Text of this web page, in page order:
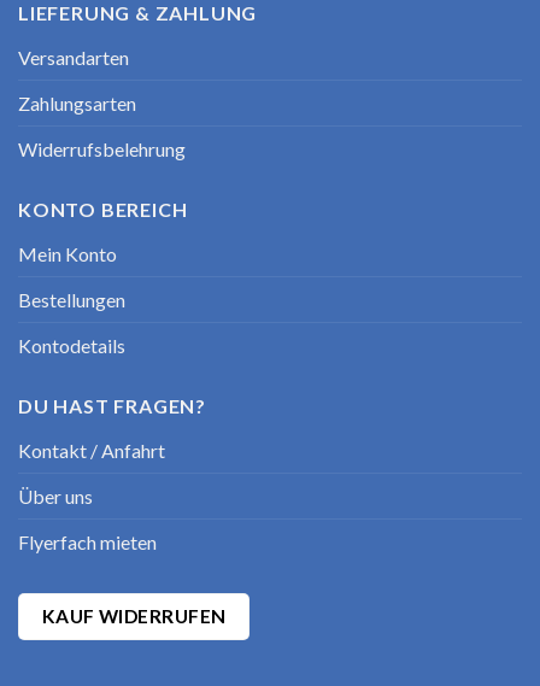
LIEFERUNG & ZAHLUNG
Versandarten
Zahlungsarten
Widerrufsbelehrung
KONTO BEREICH
Mein Konto
Bestellungen
Kontodetails
DU HAST FRAGEN?
Kontakt / Anfahrt
Über uns
Flyerfach mieten
KAUF WIDERRUFEN